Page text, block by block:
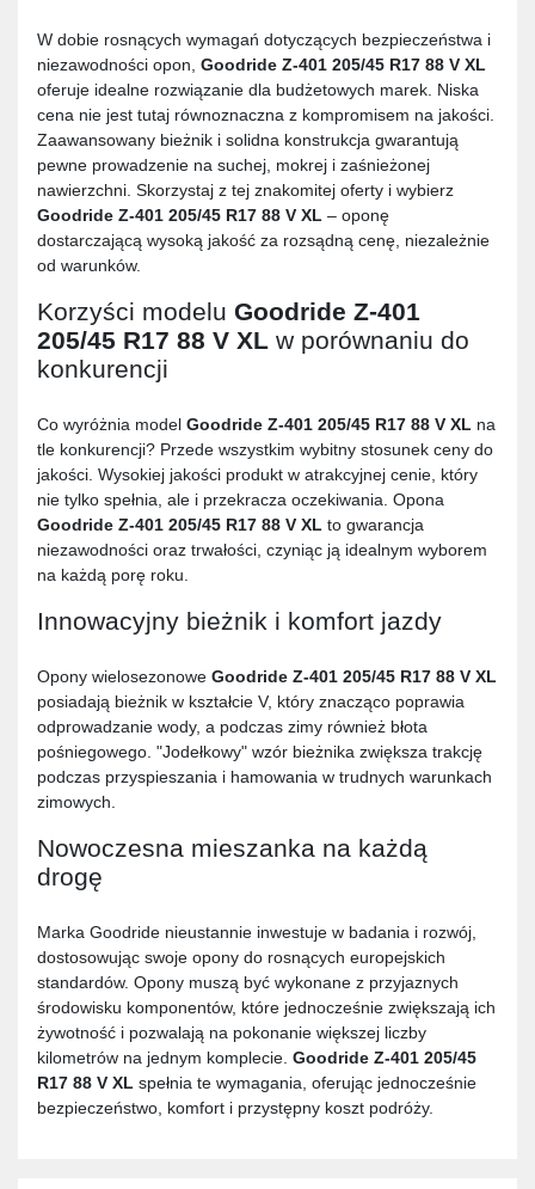
W dobie rosnących wymagań dotyczących bezpieczeństwa i
niezawodności opon, Goodride Z-401 205/45 R17 88 V XL
oferuje idealne rozwiązanie dla budżetowych marek. Niska
cena nie jest tutaj równoznaczna z kompromisem na jakości.
Zaawansowany bieżnik i solidna konstrukcja gwarantują
pewne prowadzenie na suchej, mokrej i zaśnieżonej
nawierzchni. Skorzystaj z tej znakomitej oferty i wybierz
Goodride Z-401 205/45 R17 88 V XL – oponę
dostarczającą wysoką jakość za rozsądną cenę, niezależnie
od warunków.
Korzyści modelu Goodride Z-401
205/45 R17 88 V XL w porównaniu do
konkurencji
Co wyróżnia model Goodride Z-401 205/45 R17 88 V XL na
tle konkurencji? Przede wszystkim wybitny stosunek ceny do
jakości. Wysokiej jakości produkt w atrakcyjnej cenie, który
nie tylko spełnia, ale i przekracza oczekiwania. Opona
Goodride Z-401 205/45 R17 88 V XL to gwarancja
niezawodności oraz trwałości, czyniąc ją idealnym wyborem
na każdą porę roku.
Innowacyjny bieżnik i komfort jazdy
Opony wielosezonowe Goodride Z-401 205/45 R17 88 V XL
posiadają bieżnik w kształcie V, który znacząco poprawia
odprowadzanie wody, a podczas zimy również błota
pośniegowego. "Jodełkowy" wzór bieżnika zwiększa trakcję
podczas przyspieszania i hamowania w trudnych warunkach
zimowych.
Nowoczesna mieszanka na każdą
drogę
Marka Goodride nieustannie inwestuje w badania i rozwój,
dostosowując swoje opony do rosnących europejskich
standardów. Opony muszą być wykonane z przyjaznych
środowisku komponentów, które jednocześnie zwiększają ich
żywotność i pozwalają na pokonanie większej liczby
kilometrów na jednym komplecie. Goodride Z-401 205/45
R17 88 V XL spełnia te wymagania, oferując jednocześnie
bezpieczeństwo, komfort i przystępny koszt podróży.